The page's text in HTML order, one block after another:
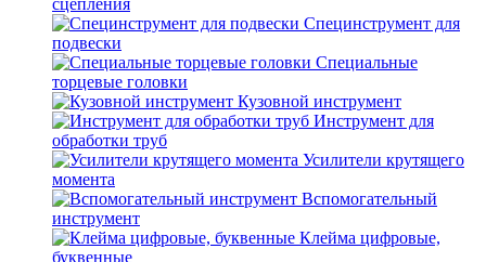
сцепления
Специнструмент для
подвески
Специальные
торцевые головки
Кузовной инструмент
Инструмент для
обработки труб
Усилители крутящего
момента
Вспомогательный
инструмент
Клейма цифровые,
буквенные